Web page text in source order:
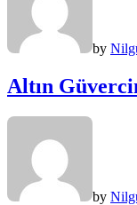
by
Altın
by